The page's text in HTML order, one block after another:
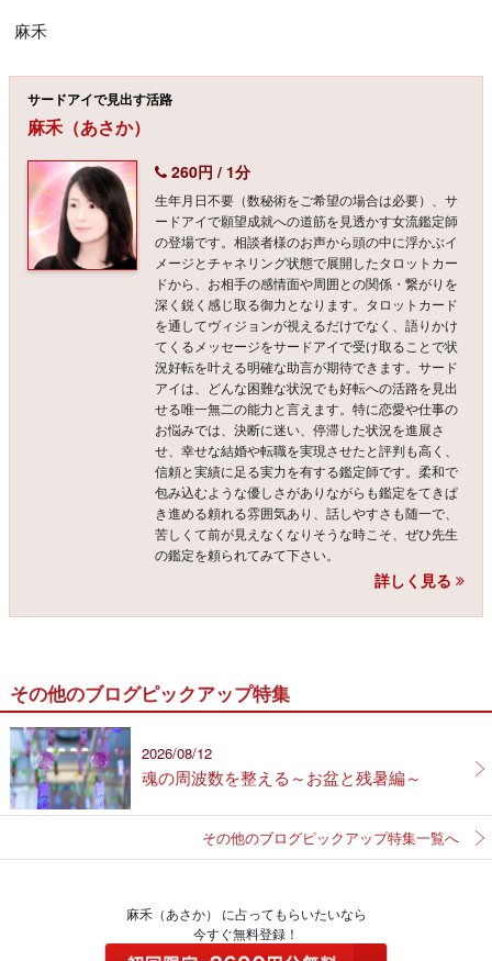
麻禾
サードアイで見出す活路
麻禾（あさか）
260円 / 1分
生年月日不要（数秘術をご希望の場合は必要）、サ
ードアイで願望成就への道筋を見透かす女流鑑定師
の登場です。相談者様のお声から頭の中に浮かぶイ
メージとチャネリング状態で展開したタロットカー
ドから、お相手の感情面や周囲との関係・繋がりを
深く鋭く感じ取る御力となります。タロットカード
を通してヴィジョンが視えるだけでなく、語りかけ
てくるメッセージをサードアイで受け取ることで状
況好転を叶える明確な助言が期待できます。サード
アイは、どんな困難な状況でも好転への活路を見出
せる唯一無二の能力と言えます。特に恋愛や仕事の
お悩みでは、決断に迷い、停滞した状況を進展さ
せ、幸せな結婚や転職を実現させたと評判も高く、
信頼と実績に足る実力を有する鑑定師です。柔和で
包み込むような優しさがありながらも鑑定をてきぱ
き進める頼れる雰囲気あり、話しやすさも随一で、
苦しくて前が見えなくなりそうな時こそ、ぜひ先生
の鑑定を頼られてみて下さい。
詳しく見る
その他のブログピックアップ特集
2026/08/12
魂の周波数を整える～お盆と残暑編～
その他のブログピックアップ特集一覧へ
麻禾（あさか） に占ってもらいたいなら
今すぐ無料登録！